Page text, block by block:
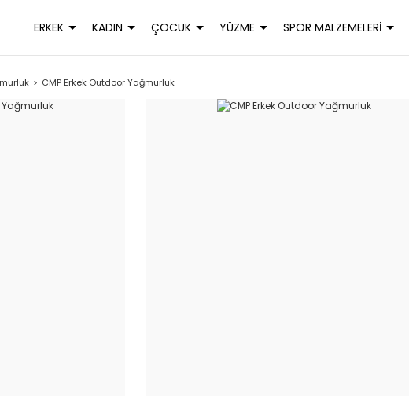
ERKEK KADIN ÇOCUK YÜZME SPOR MALZEMELERİ
CMP Erkek Outdoor Yağmurluk